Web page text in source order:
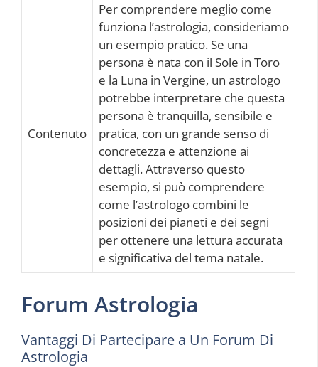
Contenuto
Per comprendere meglio come
funziona l’astrologia, consideriamo
un esempio pratico. Se una
persona è nata con il Sole in Toro
e la Luna in Vergine, un astrologo
potrebbe interpretare che questa
persona è tranquilla, sensibile e
pratica, con un grande senso di
concretezza e attenzione ai
dettagli. Attraverso questo
esempio, si può comprendere
come l’astrologo combini le
posizioni dei pianeti e dei segni
per ottenere una lettura accurata
e significativa del tema natale.
Forum Astrologia
Vantaggi Di Partecipare a Un Forum Di
Astrologia